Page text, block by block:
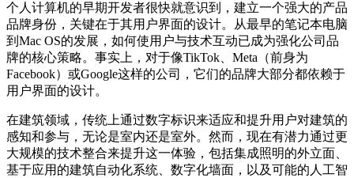
个人计算机的早期开发者很快就意识到，建立一个强大的产品
品牌身份，关键在于其用户界面的设计。从最早的笔记本电脑
到Mac OS的发展，如何使用户与技术互动已成为强化公司品
牌的核心策略。事实上，对于像TikTok、Meta（前身为
Facebook）或Google这样的公司，它们的品牌大部分都依赖于
用户界面的设计。
在建筑领域，传统上通过数字标识来适应和提升用户对建筑的
感知和参与，无论是室内还是室外。然而，现在有潜力通过更
大规模的技术整合来提升这一体验，包括集成照明的外立面、
基于应用的建筑自动化系统、数字化墙面，以及可能的人工智